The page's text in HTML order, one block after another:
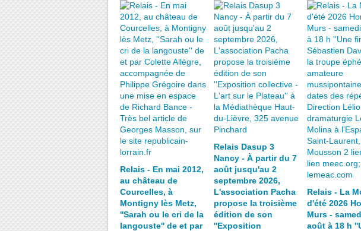
Relais - En mai 2012,
au château de
Courcelles, à
Montigny lès Metz,
''Sarah ou le cri de la
langouste'' de et par
Relais Dasup 3
Nancy - À partir du 7
août jusqu'au 2
septembre 2026,
L'association Pacha
propose la troisième
édition de son
''Exposition
Relais - La
d'été 2026
Murs -
août à 18 h